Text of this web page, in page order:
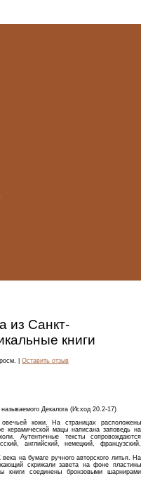
из Санкт-
книги
| Оставить отзыв
Декалога (Исход 20.2-17)
кожи. На страницах расположены
керамической мацы написана заповедь на
Аутентичные тексты сопровождаются
английский, немецкий, французский,
на бумаге ручного авторского литья. На
скрижали завета на фоне пластины
книги соединены бронзовыми шарнирами